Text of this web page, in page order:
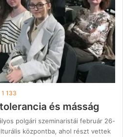
1 133
és másság
polgári szeminaristái február 26-
központba, ahol részt vettek